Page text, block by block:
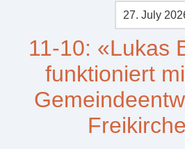
27. July
11-10: «Lukas
funktioniert